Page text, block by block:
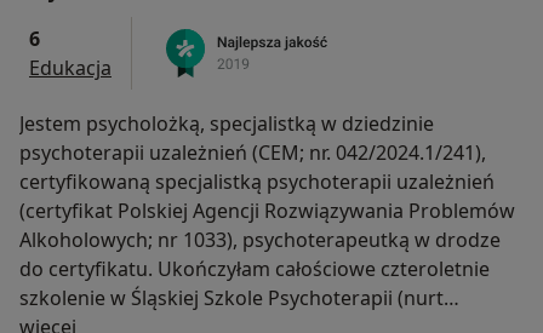
6
Edukacja
Jestem psycholożką, specjalistką w dziedzinie
psychoterapii uzależnień (CEM; nr. 042/2024.1/241),
certyfikowaną specjalistką psychoterapii uzależnień
(certyfikat Polskiej Agencji Rozwiązywania Problemów
Alkoholowych; nr 1033), psychoterapeutką w drodze
do certyfikatu. Ukończyłam całościowe czteroletnie
szkolenie w Śląskiej Szkole Psychoterapii (nurt
psychoterapii psychodynamicznej i psychodramy)
więcej